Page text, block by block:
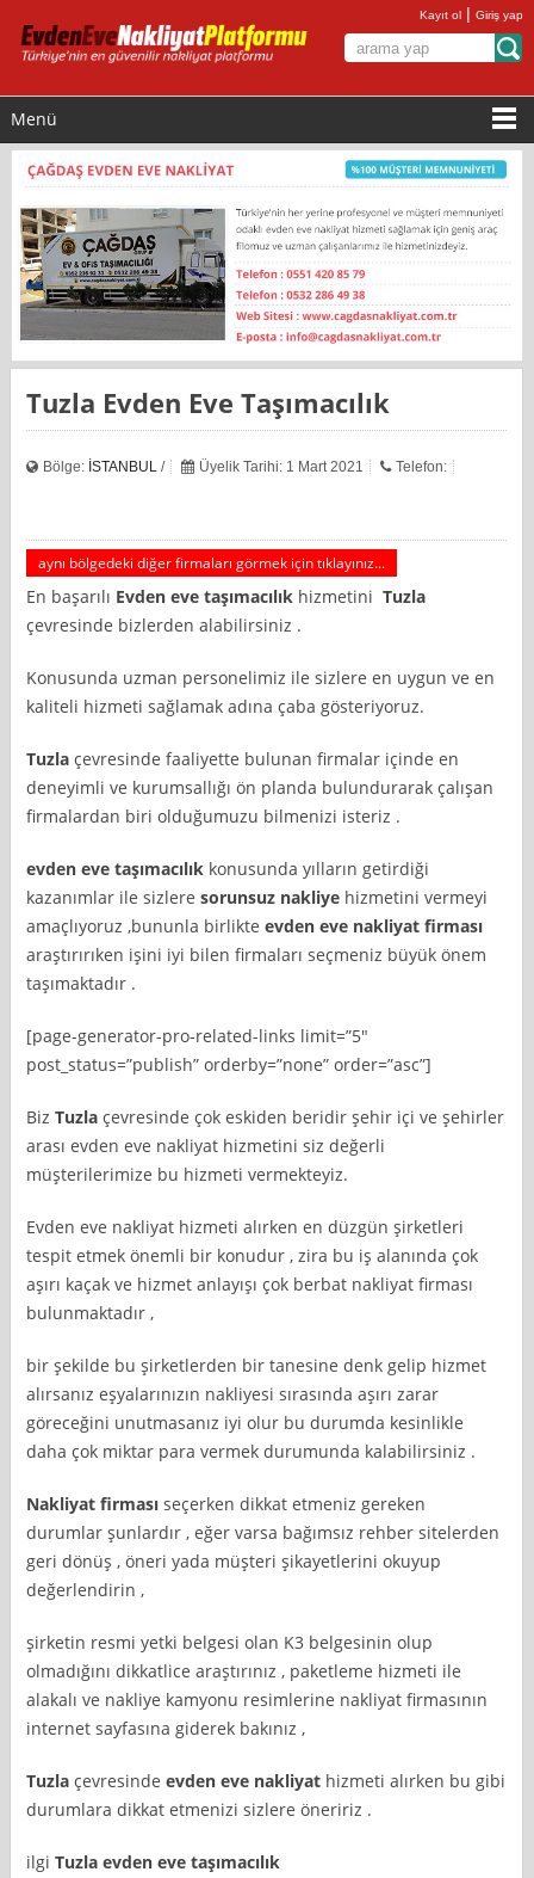
Kayıt ol |Giriş yap
Menü
Tuzla Evden Eve Taşımacılık
Bölge: İSTANBUL / Üyelik Tarihi: 1 Mart 2021 Telefon:
aynı bölgedeki diğer firmaları görmek için tıklayınız...
En başarılı Evden eve taşımacılık hizmetiniTuzla
çevresinde bizlerden alabilirsiniz .
Konusunda uzman personelimiz ile sizlere en uygun ve en
kaliteli hizmeti sağlamak adına çaba gösteriyoruz.
Tuzla çevresinde faaliyette bulunan firmalar içinde en
deneyimli ve kurumsallığı ön planda bulundurarak çalışan
firmalardan biri olduğumuzu bilmenizi isteriz .
evden eve taşımacılık konusunda yılların getirdiği
kazanımlar ile sizleresorunsuz nakliye hizmetini vermeyi
amaçlıyoruz ,bununla birlikteevden eve nakliyat firması
araştırırıken işini iyi bilen firmaları seçmeniz büyük önem
taşımaktadır .
[page-generator-pro-related-links limit=”5″
post_status=”publish” orderby=”none” order=”asc”]
BizTuzla çevresinde çok eskiden beridir şehir içi ve şehirler
arası evden eve nakliyat hizmetini siz değerli
müşterilerimize bu hizmeti vermekteyiz.
Evden eve nakliyat hizmeti alırken en düzgün şirketleri
tespit etmek önemli bir konudur , zira bu iş alanında çok
aşırı kaçak ve hizmet anlayışı çok berbat nakliyat firması
bulunmaktadır ,
bir şekilde bu şirketlerden bir tanesine denk gelip hizmet
alırsanız eşyalarınızın nakliyesi sırasında aşırı zarar
göreceğini unutmasanız iyi olur bu durumda kesinlikle
daha çok miktar para vermek durumunda kalabilirsiniz .
Nakliyat firması seçerken dikkat etmeniz gereken
durumlar şunlardır , eğer varsa bağımsız rehber sitelerden
geri dönüş , öneri yada müşteri şikayetlerini okuyup
değerlendirin ,
şirketin resmi yetki belgesi olan K3 belgesinin olup
olmadığını dikkatlice araştırınız , paketleme hizmeti ile
alakalı ve nakliye kamyonu resimlerine nakliyat firmasının
internet sayfasına giderek bakınız ,
Tuzla çevresindeevden eve nakliyat hizmeti alırken bu gibi
durumlara dikkat etmenizi sizlere öneririz .
ilgiTuzla evden eve taşımacılık